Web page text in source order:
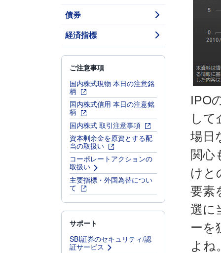
債券
経済指標
ご注意事項
国内株式現物 本日の注意銘
柄
国内株式信用 本日の注意銘
柄
国内株式 取引注意事項
資本剰余金を原資とする配
当の取扱い
コーポレートアクションの
取扱い
主要指標・外国為替につい
て
サポート
SBI証券のセキュリティ/認
証サービス
IPO
して
場日
関心
けと
要素
選に
ーを
よね